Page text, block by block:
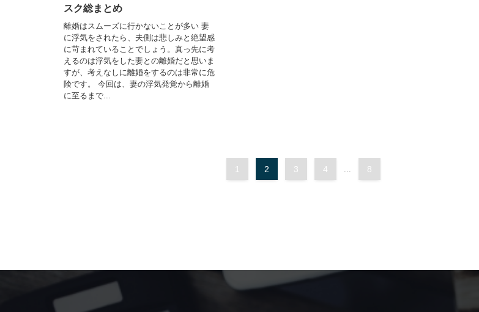
スク総まとめ
離婚はスムーズに行かないことが多い 妻
に浮気をされたら、夫側は悲しみと絶望感
に苛まれていることでしょう。真っ先に考
えるのは浮気をした妻との離婚だと思いま
すが、考えなしに離婚をするのは非常に危
険です。 今回は、妻の浮気発覚から離婚
に至るまで...
1 2 3 4 8